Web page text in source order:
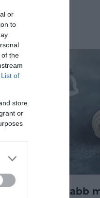
or
to
of the
List of
store
or
GASZTRO
Ez a legrosszabb